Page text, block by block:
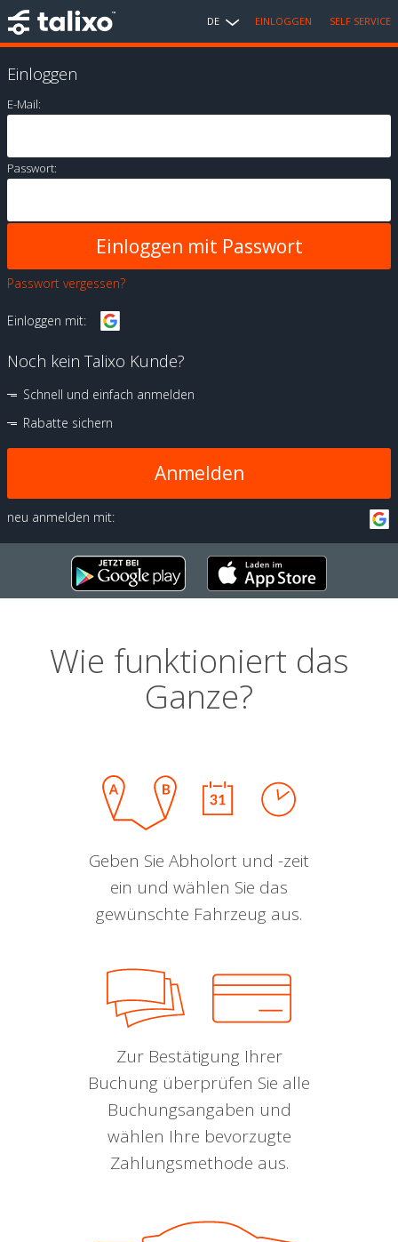
DE EINLOGGEN SELF SERVICE
Einloggen
E-Mail:
Passwort:
Passwort vergessen?
Einloggen mit:
Noch kein Talixo Kunde?
Schnell und einfach anmelden
Rabatte sichern
Anmelden
neu anmelden mit:
Wie funktioniert das
Ganze?
Geben Sie Abholort und -zeit
ein und wählen Sie das
gewünschte Fahrzeug aus.
Zur Bestätigung Ihrer
Buchung überprüfen Sie alle
Buchungsangaben und
wählen Ihre bevorzugte
Zahlungsmethode aus.